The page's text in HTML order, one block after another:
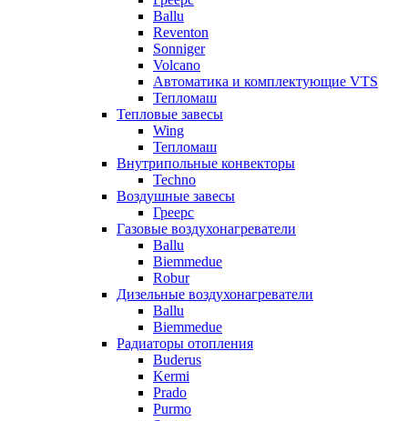
Ballu
Reventon
Sonniger
Volcano
Автоматика и комплектующие VTS
Тепломаш
Тепловые завесы
Wing
Тепломаш
Внутрипольные конвекторы
Techno
Воздушные завесы
Греерс
Газовые воздухонагреватели
Ballu
Biemmedue
Robur
Дизельные воздухонагреватели
Ballu
Biemmedue
Радиаторы отопления
Buderus
Kermi
Prado
Purmo